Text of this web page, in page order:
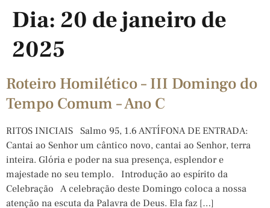
Dia: 20 de janeiro de
2025
Roteiro Homilético – III Domingo do
Tempo Comum – Ano C
RITOS INICIAIS Salmo 95, 1.6 ANTÍFONA DE ENTRADA:
Cantai ao Senhor um cântico novo, cantai ao Senhor, terra
inteira. Glória e poder na sua presença, esplendor e
majestade no seu templo. Introdução ao espírito da
Celebração A celebração deste Domingo coloca a nossa
atenção na escuta da Palavra de Deus. Ela faz […]